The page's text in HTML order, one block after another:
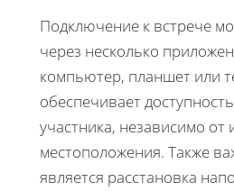
Подключение к встрече
через несколько
компьютер, планшет или
обеспечивает
участника, независимо от
местоположения. Также
является расстановка